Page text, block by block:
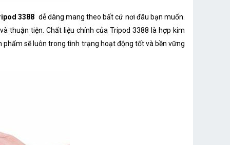
3388 dễ dàng mang theo bất cứ nơi đâu bạn muốn.
thuận tiện. Chất liệu chính của Tripod 3388 là hợp kim
sẽ luôn trong tình trạng hoạt động tốt và bền vững